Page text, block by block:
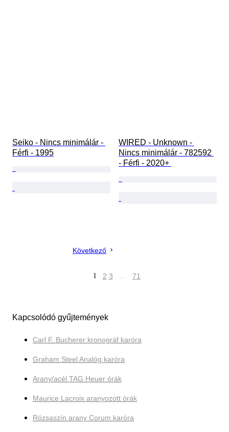
Seiko - Nincs minimálár -
Férfi - 1995
WIRED - Unknown -
Nincs minimálár - 782592
- Férfi - 2020+
Következő
1 2 3 … 71
Kapcsolódó gyűjtemények
Carl F. Bucherer kronográf karóra
Graham Steel Analóg karóra
Arany/acél TAG Heuer órák
Maurice Lacroix aranyozott órák
Rózsaszín arany Corum karóra